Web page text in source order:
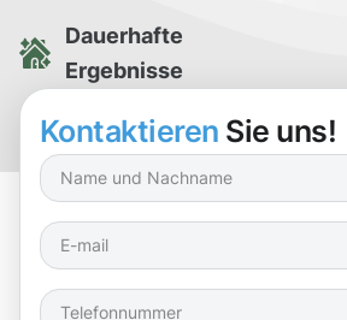
Dauerhafte
Ergebnisse
Kostenlose
Reinigungsprobe
Kontaktieren Sie uns!